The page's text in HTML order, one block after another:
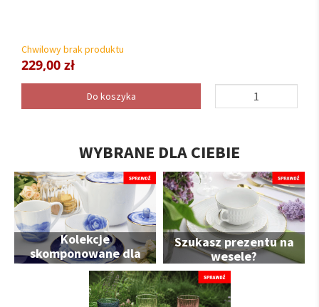
Chwilowy brak produktu
229,00 zł
Do koszyka
WYBRANE DLA CIEBIE
Kolekcje
skomponowane dla
Ciebie
Szukasz prezentu na
wesele?